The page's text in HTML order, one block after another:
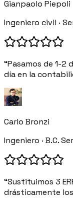
Gianpaolo Piepoli
Ingeniero civil ·
“Pasamos de 1-2
día en la
Carlo Bronzi
Ingeniero · B.C.
“Sustituimos 3
drásticamente